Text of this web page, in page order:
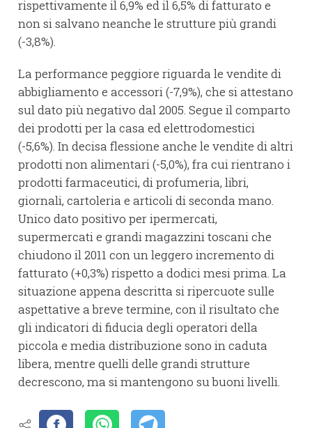
rispettivamente il 6,9% ed il 6,5% di fatturato e
non si salvano neanche le strutture più grandi
(-3,8%).
La performance peggiore riguarda le vendite di
abbigliamento e accessori (-7,9%), che si attestano
sul dato più negativo dal 2005. Segue il comparto
dei prodotti per la casa ed elettrodomestici
(-5,6%). In decisa flessione anche le vendite di altri
prodotti non alimentari (-5,0%), fra cui rientrano i
prodotti farmaceutici, di profumeria, libri,
giornali, cartoleria e articoli di seconda mano.
Unico dato positivo per ipermercati,
supermercati e grandi magazzini toscani che
chiudono il 2011 con un leggero incremento di
fatturato (+0,3%) rispetto a dodici mesi prima. La
situazione appena descritta si ripercuote sulle
aspettative a breve termine, con il risultato che
gli indicatori di fiducia degli operatori della
piccola e media distribuzione sono in caduta
libera, mentre quelli delle grandi strutture
decrescono, ma si mantengono su buoni livelli.